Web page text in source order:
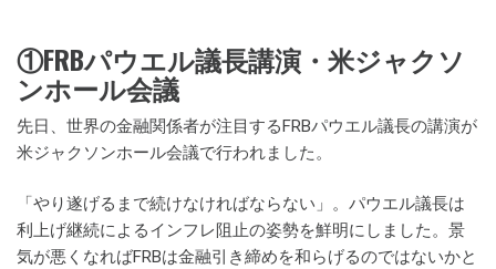
①FRBパウエル議長講演・米ジャクソ
ンホール会議
先日、世界の金融関係者が注目するFRBパウエル議長の講演が
米ジャクソンホール会議で行われました。
「やり遂げるまで続けなければならない」。パウエル議長は
利上げ継続によるインフレ阻止の姿勢を鮮明にしました。景
気が悪くなればFRBは金融引き締めを和らげるのではないかと